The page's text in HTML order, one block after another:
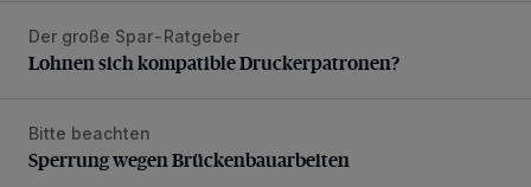
Lohnen sich kompatible Druckerpatronen?
Der große Spar-Ratgeber
Lohnen sich kompatible Druckerpatronen?
Sperrung wegen Brückenbauarbeiten
Bitte beachten
Sperrung wegen Brückenbauarbeiten